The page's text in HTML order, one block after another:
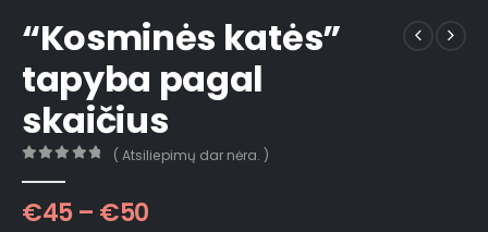
“Kosminės katės”
tapyba pagal
skaičius
( Atsiliepimų dar nėra. )
€45 – €50